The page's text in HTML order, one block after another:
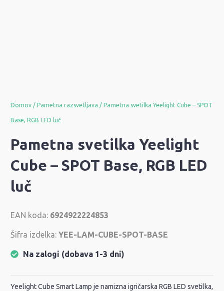
Domov / Pametna razsvetljava / Pametna svetilka Yeelight Cube – SPOT
Base, RGB LED luč
Pametna svetilka Yeelight
Cube – SPOT Base, RGB LED
luč
EAN koda: 6924922224853
Šifra izdelka: YEE-LAM-CUBE-SPOT-BASE
Na zalogi (dobava 1-3 dni)
Yeelight Cube Smart Lamp je namizna igričarska RGB LED svetilka,